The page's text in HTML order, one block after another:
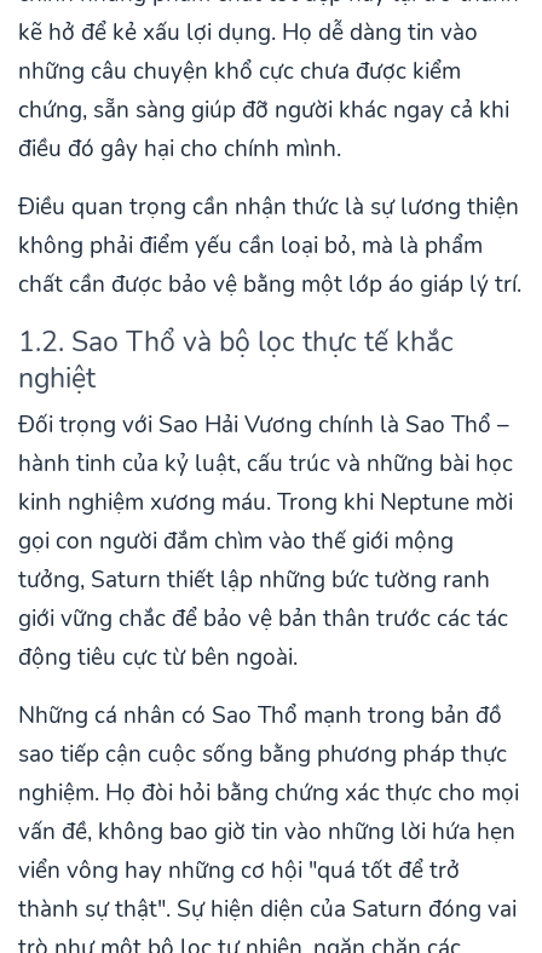
kẽ hở để kẻ xấu lợi dụng. Họ dễ dàng tin vào
những câu chuyện khổ cực chưa được kiểm
chứng, sẵn sàng giúp đỡ người khác ngay cả khi
điều đó gây hại cho chính mình.
Điều quan trọng cần nhận thức là sự lương thiện
không phải điểm yếu cần loại bỏ, mà là phẩm
chất cần được bảo vệ bằng một lớp áo giáp lý trí.
1.2. Sao Thổ và bộ lọc thực tế khắc
nghiệt
Đối trọng với Sao Hải Vương chính là Sao Thổ –
hành tinh của kỷ luật, cấu trúc và những bài học
kinh nghiệm xương máu. Trong khi Neptune mời
gọi con người đắm chìm vào thế giới mộng
tưởng, Saturn thiết lập những bức tường ranh
giới vững chắc để bảo vệ bản thân trước các tác
động tiêu cực từ bên ngoài.
Những cá nhân có Sao Thổ mạnh trong bản đồ
sao tiếp cận cuộc sống bằng phương pháp thực
nghiệm. Họ đòi hỏi bằng chứng xác thực cho mọi
vấn đề, không bao giờ tin vào những lời hứa hẹn
viển vông hay những cơ hội "quá tốt để trở
thành sự thật". Sự hiện diện của Saturn đóng vai